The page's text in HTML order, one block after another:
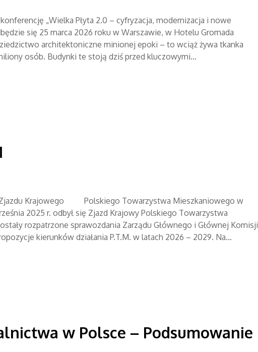
„Wielka Płyta 2.0 – cyfryzacja, modernizacja i nowe
się 25 marca 2026 roku w Warszawie, w Hotelu Gromada
architektoniczne minionej epoki – to wciąż żywa tkanka
osób. Budynki te stoją dziś przed kluczowymi…
Zjazdu Krajowego Polskiego Towarzystwa Mieszkaniowego w
2025 r. odbył się Zjazd Krajowy Polskiego Towarzystwa
rozpatrzone sprawozdania Zarządu Głównego i Głównej Komisji
kierunków działania P.T.M. w latach 2026 – 2029. Na…
w Polsce – Podsumowanie